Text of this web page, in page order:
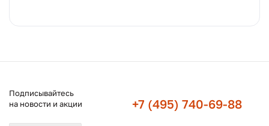
Подписывайтесь
на новости и акции
+7 (495) 740-69-88